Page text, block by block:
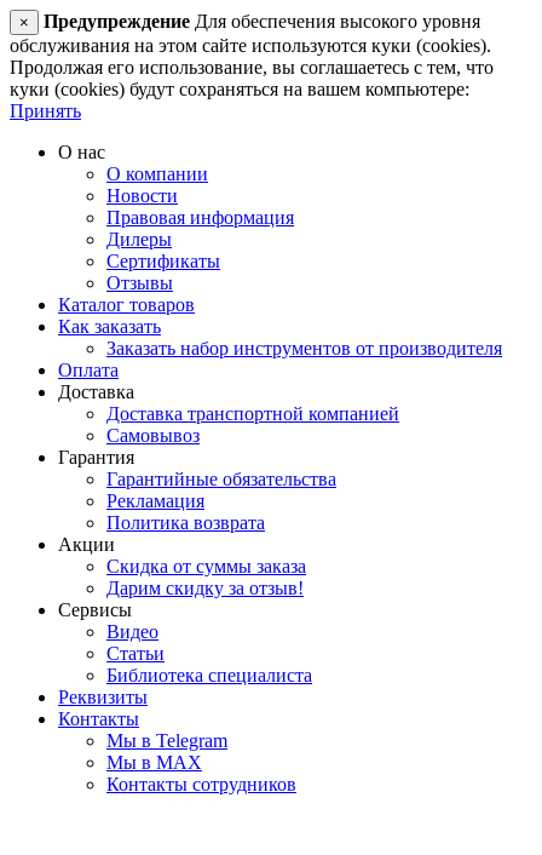
× Предупреждение Для обеспечения высокого уровня
обслуживания на этом сайте используются куки (cookies).
Продолжая его использование, вы соглашаетесь с тем, что
куки (cookies) будут сохраняться на вашем компьютере:
Принять
О нас
О компании
Новости
Правовая информация
Дилеры
Сертификаты
Отзывы
Каталог товаров
Как заказать
Заказать набор инструментов от производителя
Оплата
Доставка
Доставка транспортной компанией
Самовывоз
Гарантия
Гарантийные обязательства
Рекламация
Политика возврата
Акции
Скидка от суммы заказа
Дарим скидку за отзыв!
Сервисы
Видео
Статьи
Библиотека специалиста
Реквизиты
Контакты
Мы в Telegram
Мы в MAX
Контакты сотрудников